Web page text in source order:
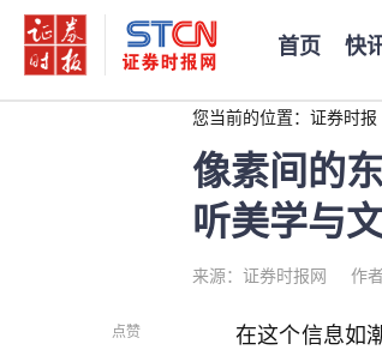
首页 快
您当前的位置： 证券时报
像素间的
听美学与
来源：证券时报网 作
点赞
在这个信息如